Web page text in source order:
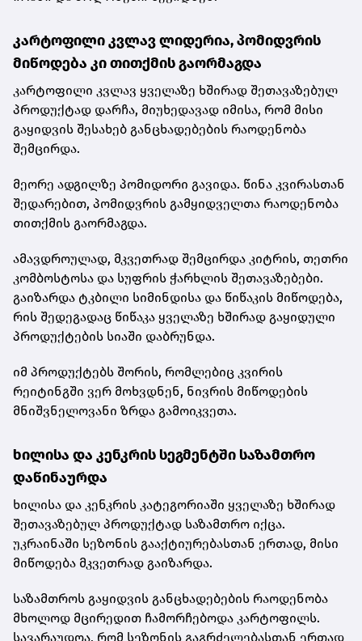
კარტოფილი კვლავ ლიდერია, პომიდვრის
მიწოდება კი თითქმის გაორმაგდა
კარტოფილი კვლავ ყველაზე ხშირად შეთავაზებულ
პროდუქტად დარჩა, მიუხედავად იმისა, რომ მისი
გაყიდვის შესახებ განცხადებების რაოდენობა
შემცირდა.
მეორე ადგილზე პომიდორი გავიდა. წინა კვირასთან
შედარებით, პომიდვრის გამყიდველთა რაოდენობა
თითქმის გაორმაგდა.
ამავდროულად, მკვეთრად შემცირდა კიტრის, თეთრი
კომბოსტოსა და სუფრის ჭარხლის შეთავაზებები.
გაიზარდა ტკბილი სიმინდისა და წიწაკის მიწოდება,
რის შედეგადაც წიწაკა ყველაზე ხშირად გაყიდული
პროდუქტების სიაში დაბრუნდა.
იმ პროდუქტებს შორის, რომლებიც კვირის
რეიტინგში ვერ მოხვდნენ, ნივრის მიწოდების
მნიშვნელოვანი ზრდა გამოიკვეთა.
ხილისა და კენკრის სეგმენტში საზამთრო
დაწინაურდა
ხილისა და კენკრის კატეგორიაში ყველაზე ხშირად
შეთავაზებულ პროდუქტად საზამთრო იქცა.
უკრაინაში სეზონის გააქტიურებასთან ერთად, მისი
მიწოდება მკვეთრად გაიზარდა.
საზამთროს გაყიდვის განცხადებების რაოდენობა
მხოლოდ მცირედით ჩამორჩებოდა კარტოფილს.
სავარაუდოა, რომ სეზონის გაგრძელებასთან ერთად